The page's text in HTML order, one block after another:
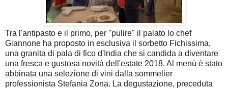
Tra l'antipasto e il primo, per "pulire" il palato lo chef
Giannone ha proposto in esclusiva il sorbetto Fichissima,
una granita di pala di fico d'India che si candida a diventare
una fresca e gustosa novità dell'estate 2018. Al menù è stato
abbinata una selezione di vini dalla sommelier
professionista Stefania Zona. La degustazione, preceduta